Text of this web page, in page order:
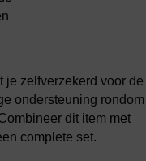
je zelfverzekerd voor de
ondersteuning rondom
dit item met
complete set.